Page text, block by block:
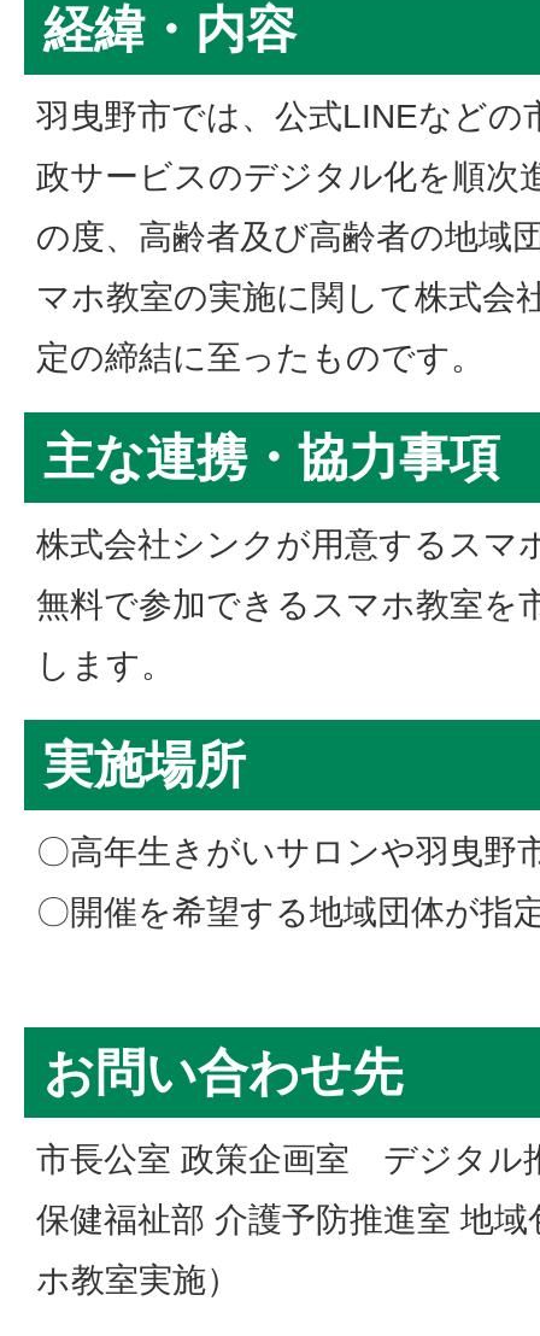
経緯・内容
羽曳野市では、公式LINEなどの
政サービスのデジタル化を順次
の度、高齢者及び高齢者の地域
マホ教室の実施に関して株式会
定の締結に至ったものです。
主な連携・協力事
株式会社シンクが用意するスマ
無料で参加できるスマホ教室を
します。
実施場所
〇高年生きがいサロンや羽曳野
〇開催を希望する地域団体が指
お問い合わせ先
市長公室 政策企画室 デジタ
保健福祉部 介護予防推進室 地
ホ教室実施）